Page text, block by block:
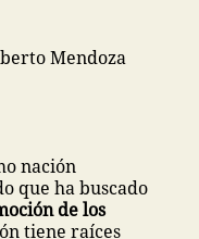
Mendoza
nación
que ha buscado
de los
tiene raíces